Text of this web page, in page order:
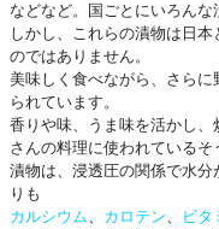
などなど。国ごとにいろんな
しかし、これらの漬物は日
のではありません。
美味しく食べながら、さらに
られています。
香りや味、うま味を活かし、
さんの料理に使われているそ
漬物は、浸透圧の関係で水
りも
カルシウム、 カロテン、 ビタ